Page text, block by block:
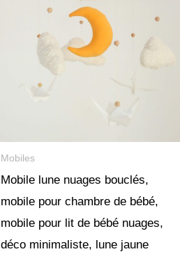
Mobiles
Mobile lune nuages bouclés,
mobile pour chambre de bébé,
mobile pour lit de bébé nuages,
déco minimaliste, lune jaune